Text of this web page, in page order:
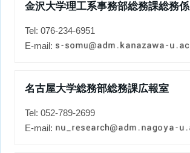
金沢大学理工系事務部総務課総務係
Tel: 076-234-6951
E-mail:
名古屋大学総務部総務課広報室
Tel: 052-789-2699
E-mail: